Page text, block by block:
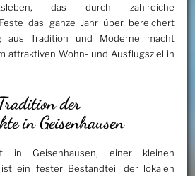
das durch zahlreiche
das ganze Jahr über bereichert
aus Tradition und Moderne macht
attraktiven Wohn- und Ausflugsziel in
der
in Geisenhausen
in Geisenhausen, einer kleinen
ein fester Bestandteil der lokalen